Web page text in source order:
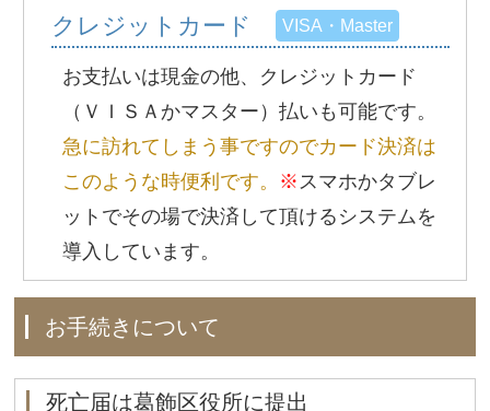
クレジットカード VISA・Master
お支払いは現金の他、クレジットカード
（ＶＩＳＡかマスター）払いも可能です。
急に訪れてしまう事ですのでカード決済は
このような時便利です。 ※スマホかタブレ
ットでその場で決済して頂けるシステムを
導入しています。
お手続きについて
死亡届は葛飾区役所に提出